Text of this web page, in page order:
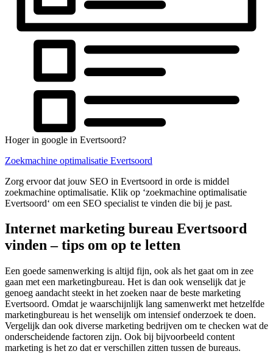
Hoger in google in Evertsoord?
Zoekmachine optimalisatie Evertsoord
Zorg ervoor dat jouw SEO in Evertsoord in orde is middel
zoekmachine optimalisatie. Klik op ‘zoekmachine optimalisatie
Evertsoord‘ om een SEO specialist te vinden die bij je past.
Internet marketing bureau Evertsoord
vinden – tips om op te letten
Een goede samenwerking is altijd fijn, ook als het gaat om in zee
gaan met een marketingbureau. Het is dan ook wenselijk dat je
genoeg aandacht steekt in het zoeken naar de beste marketing
Evertsoord. Omdat je waarschijnlijk lang samenwerkt met hetzelfde
marketingbureau is het wenselijk om intensief onderzoek te doen.
Vergelijk dan ook diverse marketing bedrijven om te checken wat de
onderscheidende factoren zijn. Ook bij bijvoorbeeld content
marketing is het zo dat er verschillen zitten tussen de bureaus.